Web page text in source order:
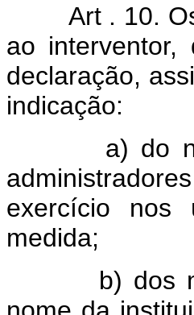
Art . 10.
ao
declaração,
indicação:
a) do
exercício nos
medida;
b) dos